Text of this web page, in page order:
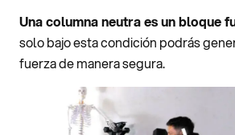
Una columna neutra es un bloque
solo bajo esta condición podrás
fuerza de manera segura.